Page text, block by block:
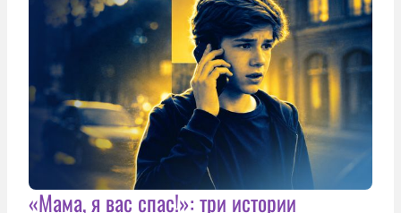
«Мама, я вас спас!»: три истории